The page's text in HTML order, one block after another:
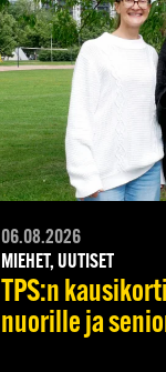
06.08.2026
MIEHET, UUTISET
TPS:n
nuorille ja